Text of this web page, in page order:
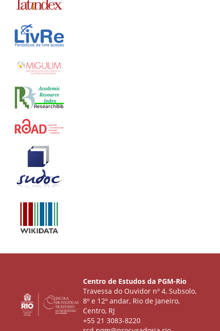
Centro de Estudos da PGM-Rio
Travessa do Ouvidor nº 4, Subsolo,
8º e 12º andar, Rio de Janeiro,
Centro, RJ
+55 21 3083-8220